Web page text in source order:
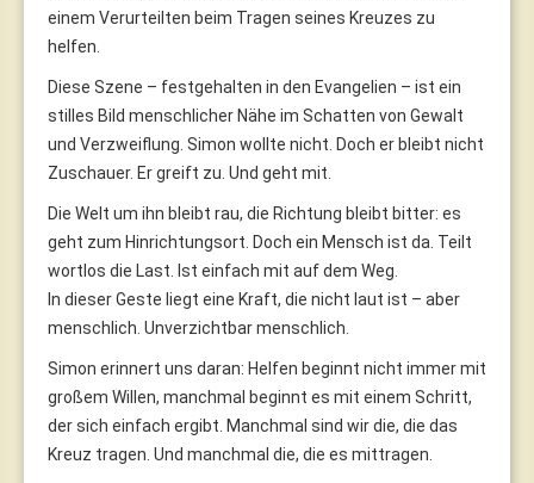
einem Verurteilten beim Tragen seines Kreuzes zu
helfen.
Diese Szene – festgehalten in den Evangelien – ist ein
stilles Bild menschlicher Nähe im Schatten von Gewalt
und Verzweiflung. Simon wollte nicht. Doch er bleibt nicht
Zuschauer. Er greift zu. Und geht mit.
Die Welt um ihn bleibt rau, die Richtung bleibt bitter: es
geht zum Hinrichtungsort. Doch ein Mensch ist da. Teilt
wortlos die Last. Ist einfach mit auf dem Weg.
In dieser Geste liegt eine Kraft, die nicht laut ist – aber
menschlich. Unverzichtbar menschlich.
Simon erinnert uns daran: Helfen beginnt nicht immer mit
großem Willen, manchmal beginnt es mit einem Schritt,
der sich einfach ergibt. Manchmal sind wir die, die das
Kreuz tragen. Und manchmal die, die es mittragen.